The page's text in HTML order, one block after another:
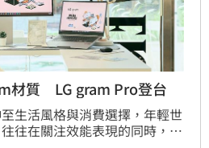
材質 LG gram Pro登台
生活風格與消費選擇，年輕世
往在關注效能表現的同時，也